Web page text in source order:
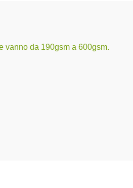
vanno da 190gsm a 600gsm.